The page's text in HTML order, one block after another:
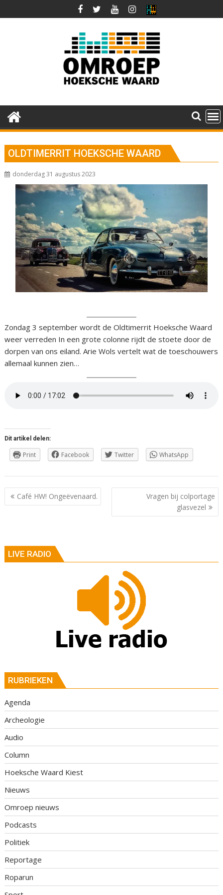
naar
OLDTIMERRIT HOEKSCHE WAARD
donderdag 31 augustus 2023
Zondag 3 september wordt de Oldtimerrit Hoeksche Waard
weer verreden In een grote colonne rijdt de stoete door de
dorpen van ons eiland. Arie Wols vertelt wat de toeschouwers
allemaal kunnen zien…
Dit artikel delen:
Print Facebook Twitter WhatsApp
Berichtnavigatie
Café HW! Ongeëvenaard.
Vragen bij colportage
glasvezel
LIVE RADIO
RUBRIEKEN
Agenda
Archeologie
Audio
Column
Hoeksche Waard Kiest
Nieuws
Omroep nieuws
Podcasts
Politiek
Reportage
Roparun